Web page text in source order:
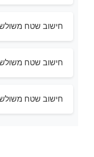
חישוב שטח משולש
חישוב שטח משולש
חישוב שטח